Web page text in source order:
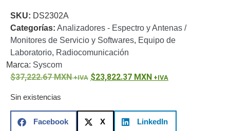
Cables y
Conectores
Adaptador
a
RCAAudio
y
Coaxial y
ConectoresCables
Armados -
SKU: DS2302A
Categorías: Analizadores - Espectro y Antenas /
Monitores de Servicio y Softwares, Equipo de
Laboratorio, Radiocomunicación
Marca: Syscom
37,222.67MXN 23,822.37 MXN
Sin existencias
Facebook X LinkedIn